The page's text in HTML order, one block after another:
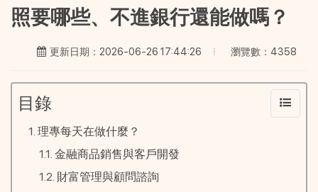
照要哪些、不進銀行還能做嗎？
更新日期：2026-06-26 17:44:26 瀏覽數：4358
目錄
理專每天在做什麼？
金融商品銷售與客戶開發
財富管理與顧問諮詢